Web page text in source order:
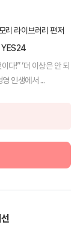
리 라이브러리 편저
YES24
다!” ‘더 이상은 안 되
인생에서 ...